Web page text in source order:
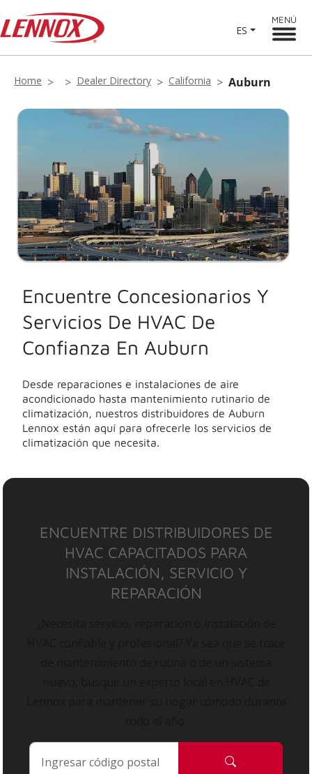
ES
MENÚ
Home Dealer Directory California Auburn
Encuentre Concesionarios Y
Servicios De HVAC De
Confianza En Auburn
Desde reparaciones e instalaciones de aire
acondicionado hasta mantenimiento rutinario de
climatización, nuestros distribuidores de Auburn
Lennox están aquí para ofrecerle los servicios de
climatización que necesita.
ENCUENTRE DISTRIBUIDORES DE
HVAC CAPACITADOS PARA
INSTALACIÓN, SERVICIO Y
REPARACIÓN